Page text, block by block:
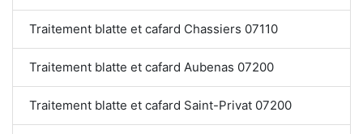
Traitement blatte et cafard Chassiers 07110
Traitement blatte et cafard Aubenas 07200
Traitement blatte et cafard Saint-Privat 07200